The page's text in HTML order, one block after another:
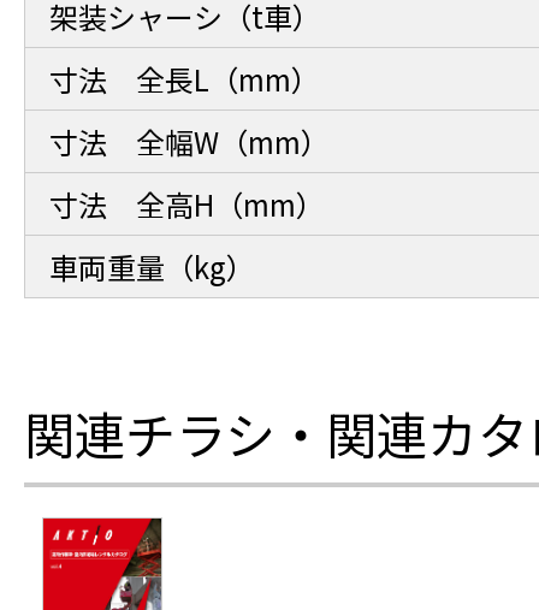
架装シャーシ（t車）
寸法 全長L（mm）
寸法 全幅W（mm）
寸法 全高H（mm）
車両重量（kg）
関連チラシ・関連カ